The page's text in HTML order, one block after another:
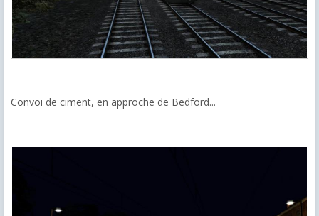
Convoi de ciment, en approche de Bedford...